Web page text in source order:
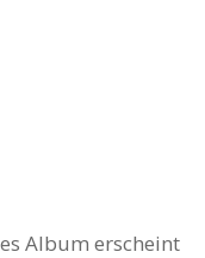
Album erscheint